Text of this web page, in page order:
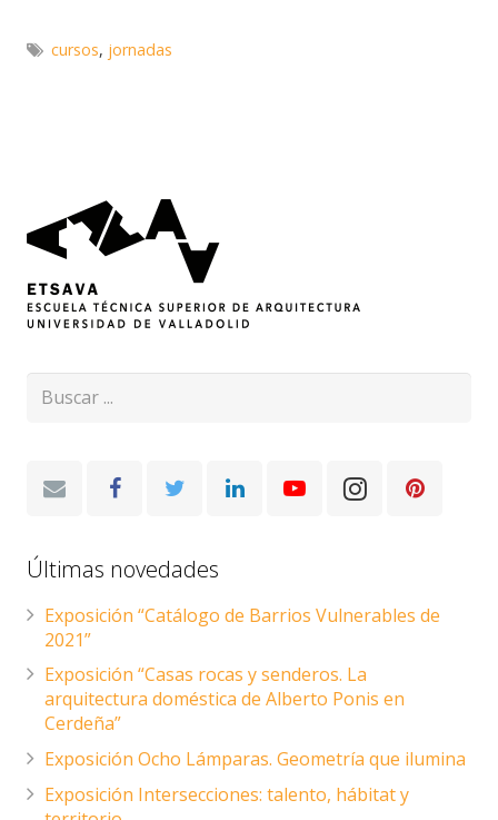
cursos, jornadas
Últimas novedades
Exposición “Catálogo de Barrios Vulnerables de
2021”
Exposición “Casas rocas y senderos. La
arquitectura doméstica de Alberto Ponis en
Cerdeña”
Exposición Ocho Lámparas. Geometría que ilumina
Exposición Intersecciones: talento, hábitat y